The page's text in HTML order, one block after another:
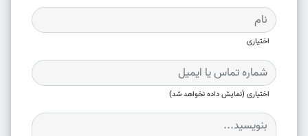
اختیاری
اختیاری (نمایش داده نخواهد شد)